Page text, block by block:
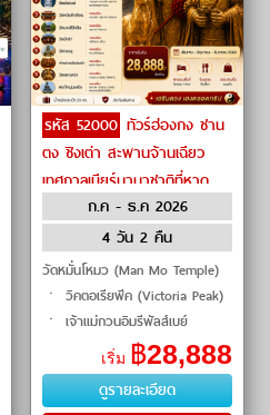
รหัส 52000 ทัวร์ฮ่องกง ชาน
ตง ชิงเต่า สะพานจ้านเฉียว
เทศกาลเบียร์นานาชาติที่หาด
ทรายทอง สวนสาธารณะเว่ยไห่
by Hong Kong Airlines
ก.ค - ธ.ค 2026
4 วัน 2 คืน
วัดหมั่นโหมว (Man Mo Temple)
ㆍ วิคตอเรียพีค (Victoria Peak)
ㆍ เจ้าแม่กวนอิมรีพัลส์เบย์
(Repulse Bay Tin Hau Statue)
ㆍ วัดหวังต้าเซียน (Wong Tai
Sin Temple) ㆍ วั�
เริ่ม ฿28,888
ดูรายละเอียด